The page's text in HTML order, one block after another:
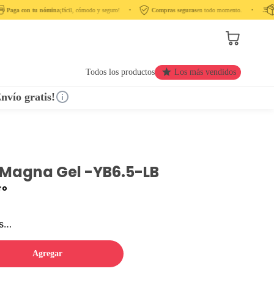
Paga con tu nómina¡fácil, cómodo y seguro! ‎ ‎ ‎ ‎ •‎ ‎ ‎ ‎ Compras segurasen todo momento. ‎ ‎ ‎ ‎ •‎ ‎ ‎ ‎ ‎
Todos los productos Los más vendidos
gratis!
Gel -YB6.5-LB
Agregar